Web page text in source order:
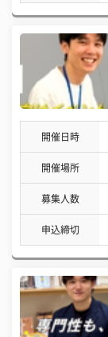
開催日時
開催場所
募集人数
申込締切